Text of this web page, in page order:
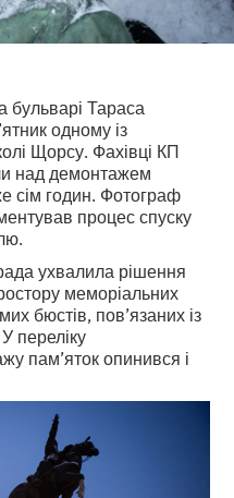
бульварі Тараса
одному із
Щорсу. Фахівці КП
над демонтажем
сім годин. Фотограф
процес спуску
ухвалила рішення
меморіальних
бюстів, пов’язаних із
переліку
пам’яток опинився і